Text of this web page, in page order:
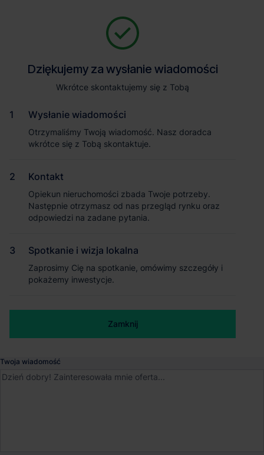
Magazyn Frontier Park Wrocław
Wrocław , Dolnośląskie
Dostępność
Dziękujemy za wysłanie wiadomości
Wkrótce skontaktujemy się z Tobą
Wysłanie wiadomości
Otrzymaliśmy Twoją wiadomość. Nasz doradca
wkrótce się z Tobą skontaktuje.
Kontakt
Opiekun nieruchomości zbada Twoje potrzeby.
Następnie otrzymasz od nas przegląd rynku oraz
odpowiedzi na zadane pytania.
Spotkanie i wizja lokalna
Zaprosimy Cię na spotkanie, omówimy szczegóły i
pokażemy inwestycje.
Zamknij
Jesteśmy tu, żeby Ci pomóc. Niezależnie od tego, na jakim etapie
pomożemy Ci wybrać najlepszą ofertę. Napisz do nas!
Imię i nazwisko
Nazwa firmy
Email służbowy
Twoja wiadomość
Dziękujemy za wysłanie wiadomości
Wkrótce skontaktujemy się z Tobą
Wysłanie wiadomości
Otrzymaliśmy Twoją wiadomość. Nasz doradca
wkrótce się z Tobą skontaktuje.
Kontakt
Opiekun nieruchomości zbada Twoje potrzeby.
Następnie otrzymasz od nas przegląd rynku oraz
odpowiedzi na zadane pytania.
Spotkanie i wizja lokalna
Zaprosimy Cię na spotkanie, omówimy szczegóły i
pokażemy inwestycje.
Zamknij